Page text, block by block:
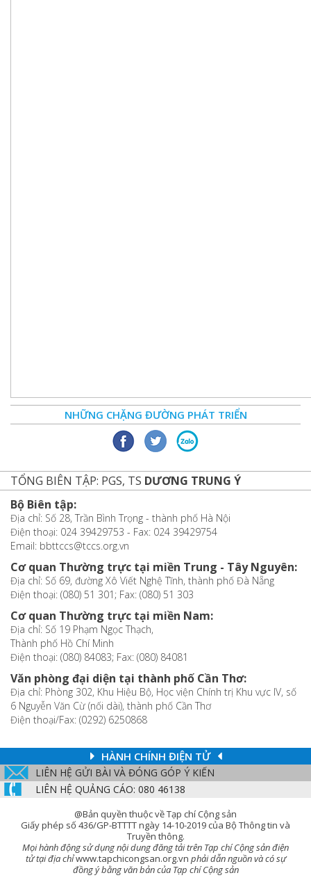
NHỮNG CHẶNG ĐƯỜNG PHÁT TRIỂN
TỔNG BIÊN TẬP: PGS, TS DƯƠNG TRUNG Ý
Bộ Biên tập:
Địa chỉ: Số 28, Trần Bình Trọng - thành phố Hà Nội
Điện thoại: 024 39429753 - Fax: 024 39429754
Email: bbttccs@tccs.org.vn
Cơ quan Thường trực tại miền Trung - Tây Nguyên:
Địa chỉ: Số 69, đường Xô Viết Nghệ Tĩnh, thành phố Đà Nẵng
Điện thoại: (080) 51 301; Fax: (080) 51 303
Cơ quan Thường trực tại miền Nam:
Địa chỉ: Số 19 Phạm Ngọc Thạch,
Thành phố Hồ Chí Minh
Điện thoại: (080) 84083; Fax: (080) 84081
Văn phòng đại diện tại thành phố Cần Thơ:
Địa chỉ: Phòng 302, Khu Hiệu Bộ, Học viện Chính trị Khu vực IV, số
6 Nguyễn Văn Cừ (nối dài), thành phố Cần Thơ
Điện thoại/Fax: (0292) 6250868
HÀNH CHÍNH ĐIỆN TỬ
LIÊN HỆ GỬI BÀI VÀ ĐÓNG GÓP Ý KIẾN
LIÊN HỆ QUẢNG CÁO: 080 46138
@Bản quyền thuộc về Tạp chí Cộng sản
Giấy phép số 436/GP-BTTTT ngày 14-10-2019 của Bộ Thông tin và
Truyền thông.
Mọi hành động sử dụng nội dung đăng tải trên Tạp chí Cộng sản điện
tử tại địa chỉwww.tapchicongsan.org.vn phải dẫn nguồn và có sự
đồng ý bằng văn bản của Tạp chí Cộng sản